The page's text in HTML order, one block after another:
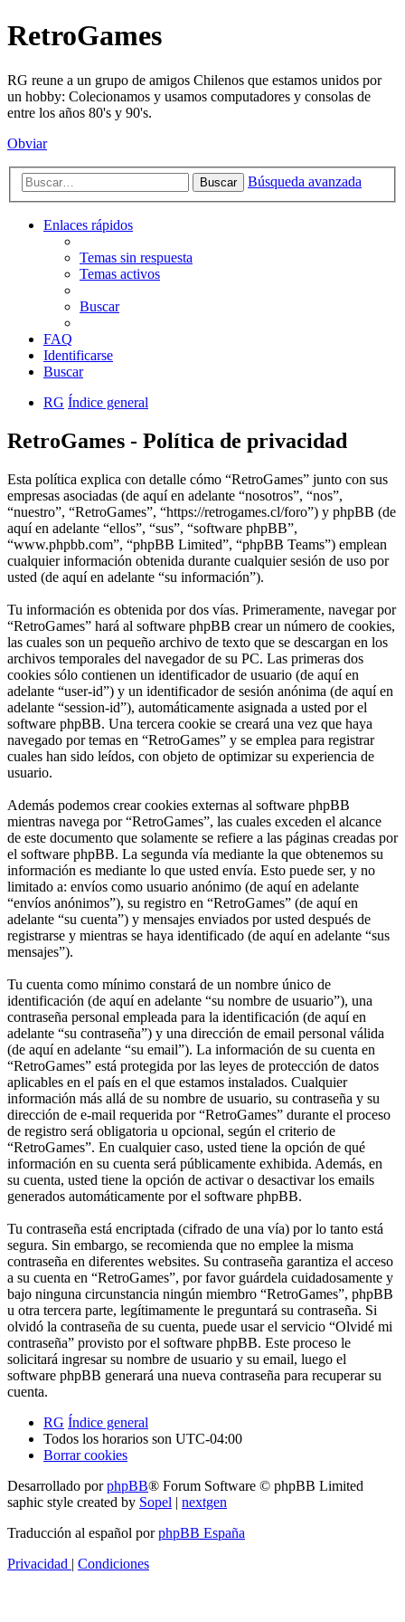
RetroGames
RG reune a un grupo de amigos Chilenos que estamos unidos por
un hobby: Colecionamos y usamos computadores y consolas de
entre los años 80's y 90's.
Obviar
Buscar Búsqueda avanzada
Enlaces rápidos
Temas sin respuesta
Temas activos
Buscar
FAQ
Identificarse
Buscar
RG Índice general
RetroGames - Política de privacidad
Esta política explica con detalle cómo “RetroGames” junto con sus
empresas asociadas (de aquí en adelante “nosotros”, “nos”,
“nuestro”, “RetroGames”, “https://retrogames.cl/foro”) y phpBB (de
aquí en adelante “ellos”, “sus”, “software phpBB”,
“www.phpbb.com”, “phpBB Limited”, “phpBB Teams”) emplean
cualquier información obtenida durante cualquier sesión de uso por
usted (de aquí en adelante “su información”).
Tu información es obtenida por dos vías. Primeramente, navegar por
“RetroGames” hará al software phpBB crear un número de cookies,
las cuales son un pequeño archivo de texto que se descargan en los
archivos temporales del navegador de su PC. Las primeras dos
cookies sólo contienen un identificador de usuario (de aquí en
adelante “user-id”) y un identificador de sesión anónima (de aquí en
adelante “session-id”), automáticamente asignada a usted por el
software phpBB. Una tercera cookie se creará una vez que haya
navegado por temas en “RetroGames” y se emplea para registrar
cuales han sido leídos, con objeto de optimizar su experiencia de
usuario.
Además podemos crear cookies externas al software phpBB
mientras navega por “RetroGames”, las cuales exceden el alcance
de este documento que solamente se refiere a las páginas creadas por
el software phpBB. La segunda vía mediante la que obtenemos su
información es mediante lo que usted envía. Esto puede ser, y no
limitado a: envíos como usuario anónimo (de aquí en adelante
“envíos anónimos”), su registro en “RetroGames” (de aquí en
adelante “su cuenta”) y mensajes enviados por usted después de
registrarse y mientras se haya identificado (de aquí en adelante “sus
mensajes”).
Tu cuenta como mínimo constará de un nombre único de
identificación (de aquí en adelante “su nombre de usuario”), una
contraseña personal empleada para la identificación (de aquí en
adelante “su contraseña”) y una dirección de email personal válida
(de aquí en adelante “su email”). La información de su cuenta en
“RetroGames” está protegida por las leyes de protección de datos
aplicables en el país en el que estamos instalados. Cualquier
información más allá de su nombre de usuario, su contraseña y su
dirección de e-mail requerida por “RetroGames” durante el proceso
de registro será obligatoria u opcional, según el criterio de
“RetroGames”. En cualquier caso, usted tiene la opción de qué
información en su cuenta será públicamente exhibida. Además, en
su cuenta, usted tiene la opción de activar o desactivar los emails
generados automáticamente por el software phpBB.
Tu contraseña está encriptada (cifrado de una vía) por lo tanto está
segura. Sin embargo, se recomienda que no emplee la misma
contraseña en diferentes websites. Su contraseña garantiza el acceso
a su cuenta en “RetroGames”, por favor guárdela cuidadosamente y
bajo ninguna circunstancia ningún miembro “RetroGames”, phpBB
u otra tercera parte, legítimamente le preguntará su contraseña. Si
olvidó la contraseña de su cuenta, puede usar el servicio “Olvidé mi
contraseña” provisto por el software phpBB. Este proceso le
solicitará ingresar su nombre de usuario y su email, luego el
software phpBB generará una nueva contraseña para recuperar su
cuenta.
RG Índice general
Todos los horarios son UTC-04:00
Borrar cookies
Desarrollado porphpBB® Forum Software © phpBB Limited
saphic style created by Sopel | nextgen
Traducción al español porphpBB España
Privacidad | Condiciones